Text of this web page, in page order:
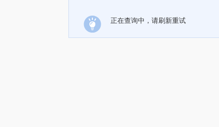
正在查询中，请刷新重试